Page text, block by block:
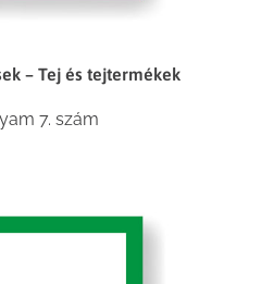
– Tej és tejtermékek
7. szám